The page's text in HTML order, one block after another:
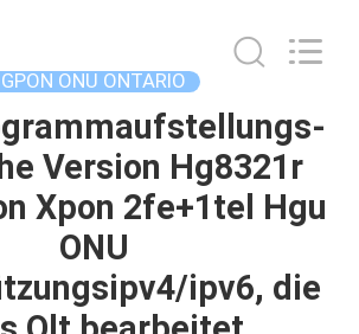
GPON ONU ONTARIO
Version Hg8321r
Xpon 2fe+1tel Hgu
ONU
ipv6, die